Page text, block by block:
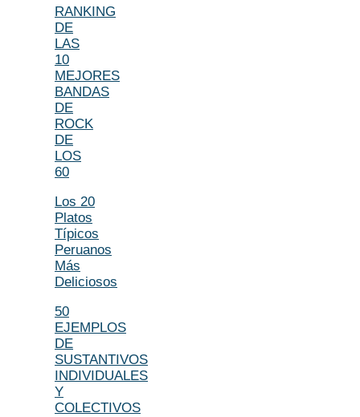
RANKING
DE
LAS
10
MEJORES
BANDAS
DE
ROCK
DE
LOS
60
Los 20
Platos
Típicos
Peruanos
Más
Deliciosos
50
EJEMPLOS
DE
SUSTANTIVOS
INDIVIDUALES
Y
COLECTIVOS